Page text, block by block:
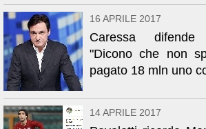
16 APRILE 2017
Caressa
"Dicono che non
pagato 18 mln uno
14 APRILE 2017